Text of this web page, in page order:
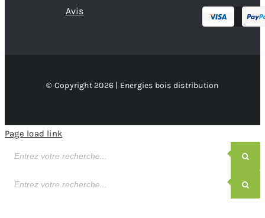
Avis
© Copyright 2026 | Energies bois distribution
Page load link
de
de